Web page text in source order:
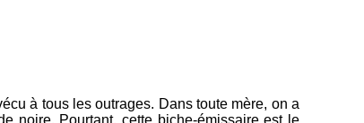
à tous les outrages. Dans toute mère, on a